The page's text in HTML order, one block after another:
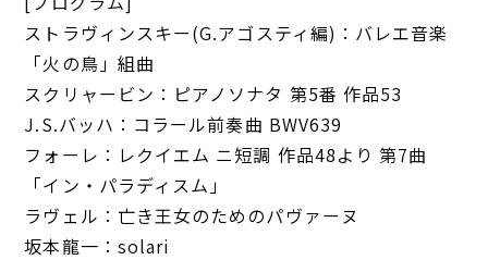
ストラヴィンスキー(G.アゴスティ編)：バレエ音楽
「火の鳥」組曲
スクリャービン：ピアノソナタ 第5番 作品53
J.S.バッハ：コラール前奏曲 BWV639
フォーレ：レクイエム ニ短調 作品48より 第7曲
「イン・パラディスム」
ラヴェル：亡き王女のためのパヴァーヌ
坂本龍一：solari